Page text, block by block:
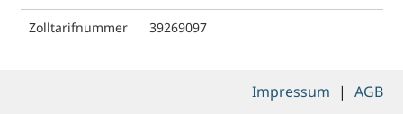
Zolltarifnummer 39269097
Impressum | AGB